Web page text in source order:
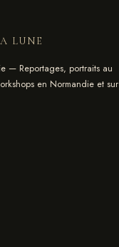
LUNE
— Reportages, portraits au
en Normandie et sur